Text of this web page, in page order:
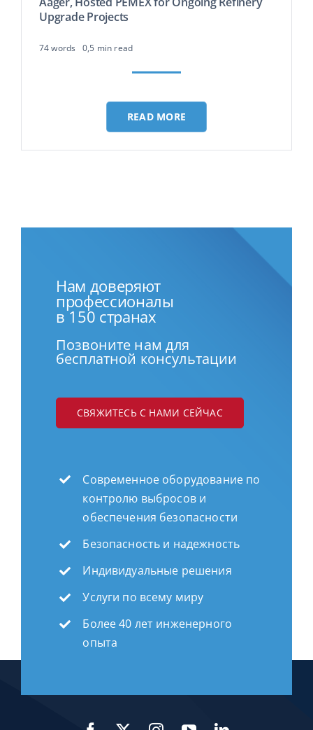
Upgrade Projects
74 words 0,5 min read
READ MORE
Нам доверяют
профессионалы
в 150 странах
Позвоните нам для
бесплатной консультации
СВЯЖИТЕСЬ С НАМИ СЕЙЧАС
Современное оборудование по
контролю выбросов и
обеспечения безопасности
Безопасность и надежность
Индивидуальные решения
Услуги по всему миру
Более 40 лет инженерного
опыта